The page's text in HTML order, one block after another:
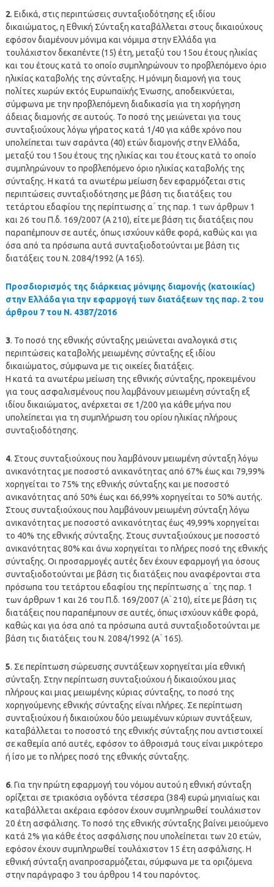
2. Ειδικά, στις περιπτώσεις συνταξιοδότησης εξ ιδίου
δικαιώματος, η Εθνική Σύνταξη καταβάλλεται στους δικαιούχους
εφόσον διαμένουν μόνιμα και νόμιμα στην Ελλάδα για
τουλάχιστον δεκαπέντε (15) έτη, μεταξύ του 15ου έτους ηλικίας
και του έτους κατά το οποίο συμπληρώνουν το προβλεπόμενο όριο
ηλικίας καταβολής της σύνταξης. Η μόνιμη διαμονή για τους
πολίτες χωρών εκτός Ευρωπαϊκής Ένωσης, αποδεικνύεται,
σύμφωνα με την προβλεπόμενη διαδικασία για τη χορήγηση
άδειας διαμονής σε αυτούς. Το ποσό της μειώνεται για τους
συνταξιούχους λόγω γήρατος κατά 1/40 για κάθε χρόνο που
υπολείπεται των σαράντα (40) ετών διαμονής στην Ελλάδα,
μεταξύ του 15ου έτους της ηλικίας και του έτους κατά το οποίο
συμπληρώνουν το προβλεπόμενο όριο ηλικίας καταβολής της
σύνταξης. Η κατά τα ανωτέρω μείωση δεν εφαρμόζεται στις
περιπτώσεις συνταξιοδότησης με βάση τις διατάξεις του
τετάρτου εδαφίου της περίπτωσης α ́ της παρ. 1 των άρθρων 1
και 26 του Π.δ. 169/2007 (Α 210), είτε με βάση τις διατάξεις που
παραπέμπουν σε αυτές, όπως ισχύουν κάθε φορά, καθώς και για
όσα από τα πρόσωπα αυτά συνταξιοδοτούνται με βάση τις
διατάξεις του Ν. 2084/1992 (Α 165).
Προσδιορισμός της διάρκειας μόνιμης διαμονής (κατοικίας)
στην Ελλάδα για την εφαρμογή των διατάξεων της παρ. 2 του
άρθρου 7 του Ν. 4387/2016
3. Το ποσό της εθνικής σύνταξης μειώνεται αναλογικά στις
περιπτώσεις καταβολής μειωμένης σύνταξης εξ ιδίου
δικαιώματος, σύμφωνα με τις οικείες διατάξεις.
Η κατά τα ανωτέρω μείωση της εθνικής σύνταξης, προκειμένου
για τους ασφαλισμένους που λαμβάνουν μειωμένη σύνταξη εξ
ιδίου δικαιώματος, ανέρχεται σε 1/200 για κάθε μήνα που
υπολείπεται για τη συμπλήρωση του ορίου ηλικίας πλήρους
συνταξιοδότησης.
4. Στους συνταξιούχους που λαμβάνουν μειωμένη σύνταξη λόγω
ανικανότητας με ποσοστό ανικανότητας από 67% έως και 79,99%
χορηγείται το 75% της εθνικής σύνταξης και με ποσοστό
ανικανότητας από 50% έως και 66,99% χορηγείται το 50% αυτής.
Στους συνταξιούχους που λαμβάνουν μειωμένη σύνταξη λόγω
ανικανότητας με ποσοστό ανικανότητας έως 49,99% χορηγείται
το 40% της εθνικής σύνταξης. Στους συνταξιούχους με ποσοστό
ανικανότητας 80% και άνω χορηγείται το πλήρες ποσό της εθνικής
σύνταξης. Οι προσαρμογές αυτές δεν έχουν εφαρμογή για όσους
συνταξιοδοτούνται με βάση τις διατάξεις που αναφέρονται στα
πρόσωπα του τετάρτου εδαφίου της περίπτωσης α ́ της παρ. 1
των άρθρων 1 και 26 του Π.δ. 169/2007 (Α ́ 210), είτε με βάση τις
διατάξεις που παραπέμπουν σε αυτές, όπως ισχύουν κάθε φορά,
καθώς και για όσα από τα πρόσωπα αυτά συνταξιοδοτούνται με
βάση τις διατάξεις του Ν. 2084/1992 (Α ́ 165).
5. Σε περίπτωση σώρευσης συντάξεων χορηγείται μία εθνική
σύνταξη. Στην περίπτωση συνταξιούχου ή δικαιούχου μιας
πλήρους και μιας μειωμένης κύριας σύνταξης, το ποσό της
χορηγούμενης εθνικής σύνταξης είναι πλήρες. Σε περίπτωση
συνταξιούχου ή δικαιούχου δύο μειωμένων κύριων συντάξεων,
καταβάλλεται το ποσοστό της εθνικής σύνταξης που αντιστοιχεί
σε καθεμία από αυτές, εφόσον το άθροισμά τους είναι μικρότερο
ή ίσο με το πλήρες ποσό της εθνικής σύνταξης.
6. Για την πρώτη εφαρμογή του νόμου αυτού η εθνική σύνταξη
ορίζεται σε τριακόσια ογδόντα τέσσερα (384) ευρώ μηνιαίως και
καταβάλλεται ακέραια εφόσον έχουν συμπληρωθεί τουλάχιστον
20 έτη ασφάλισης. Το ποσό της εθνικής σύνταξης βαίνει μειούμενο
κατά 2% για κάθε έτος ασφάλισης που υπολείπεται των 20 ετών,
εφόσον έχουν συμπληρωθεί τουλάχιστον 15 έτη ασφάλισης. Η
εθνική σύνταξη αναπροσαρμόζεται, σύμφωνα με τα οριζόμενα
στην παράγραφο 3 του άρθρου 14 του παρόντος.